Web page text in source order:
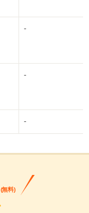
-
-
-
(無料)